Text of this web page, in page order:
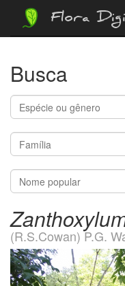
Flora
Busca
(R.S.Cowan) P.G.